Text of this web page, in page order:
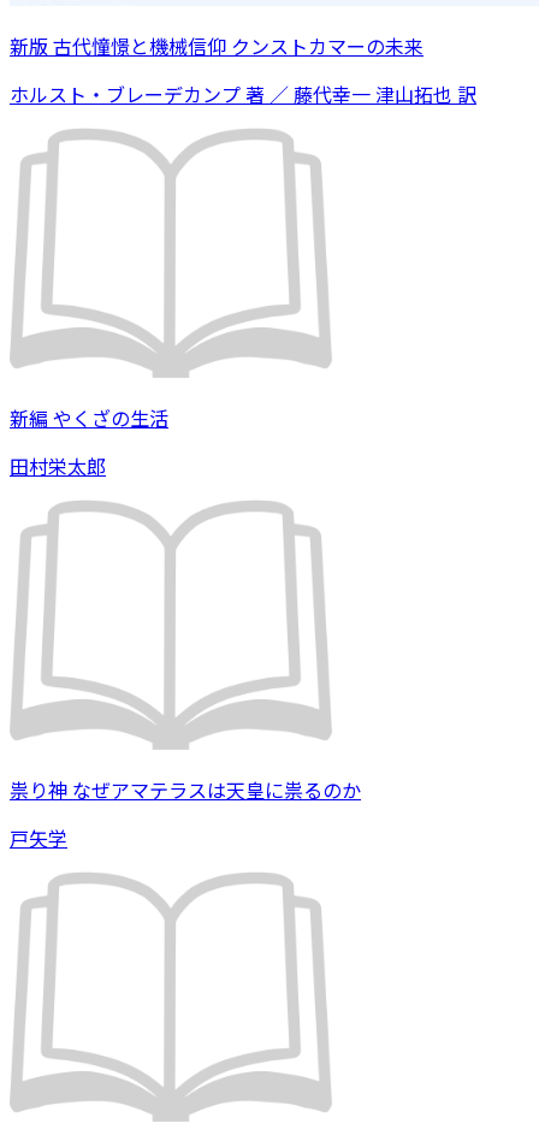
新版 古代憧憬と機械信仰 クンストカマーの未来
ホルスト・ブレーデカンプ 著 ／ 藤代幸一 津山拓也 訳
新編 やくざの生活
田村栄太郎
祟り神 なぜアマテラスは天皇に祟るのか
戸矢学